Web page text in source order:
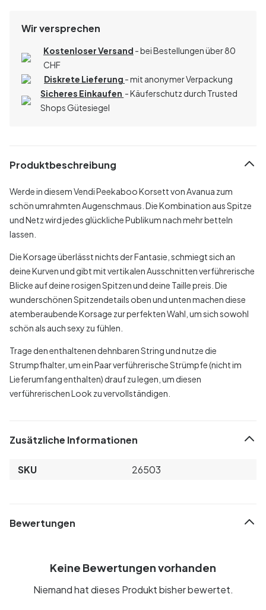
Wir versprechen
Kostenloser Versand - bei Bestellungen über 80
CHF
Diskrete Lieferung - mit anonymer Verpackung
Sicheres Einkaufen - Käuferschutz durch Trusted
Shops Gütesiegel
Produktbeschreibung
Werde in diesem Vendi Peekaboo Korsett von Avanua zum
schön umrahmten Augenschmaus. Die Kombination aus Spitze
und Netz wird jedes glückliche Publikum nach mehr betteln
lassen.
Die Korsage überlässt nichts der Fantasie, schmiegt sich an
deine Kurven und gibt mit vertikalen Ausschnitten verführerische
Blicke auf deine rosigen Spitzen und deine Taille preis. Die
wunderschönen Spitzendetails oben und unten machen diese
atemberaubende Korsage zur perfekten Wahl, um sich sowohl
schön als auch sexy zu fühlen.
Trage den enthaltenen dehnbaren String und nutze die
Strumpfhalter, um ein Paar verführerische Strümpfe (nicht im
Lieferumfang enthalten) drauf zu legen, um diesen
verführerischen Look zu vervollständigen.
Zusätzliche Informationen
SKU 26503
Bewertungen
Keine Bewertungen vorhanden
Niemand hat dieses Produkt bisher bewertet.